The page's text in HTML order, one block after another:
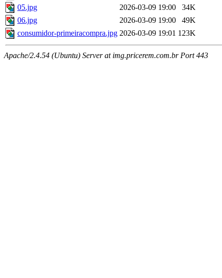
05.jpg
2026-03-09 19:00
34K
06.jpg
2026-03-09 19:00
49K
consumidor-primeiracompra.jpg 2026-03-09 19:01 123K
Apache/2.4.54 (Ubuntu) Server at img.pricerem.com.br Port 443